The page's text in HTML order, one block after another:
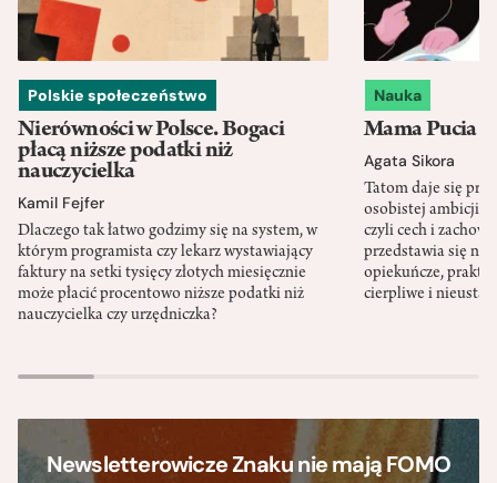
Polskie społeczeństwo
Nierówności w Polsce. Bogaci
płacą niższe podatki niż
nauczycielka
Kamil Fejfer
Dlaczego tak łatwo godzimy się na system, w
którym programista czy lekarz wystawiający
faktury na setki tysięcy złotych miesięcznie
może płacić procentowo niższe podatki niż
nauczycielka czy urzędniczka?
Nauka
Mama Pucia
Agata Sikora
Tatom daje się
osobistej ambicji,
czyli cech i
przedstawia się
opiekuńcze,
cierpliwe i
Newsletterowicze Znaku nie mają FOMO